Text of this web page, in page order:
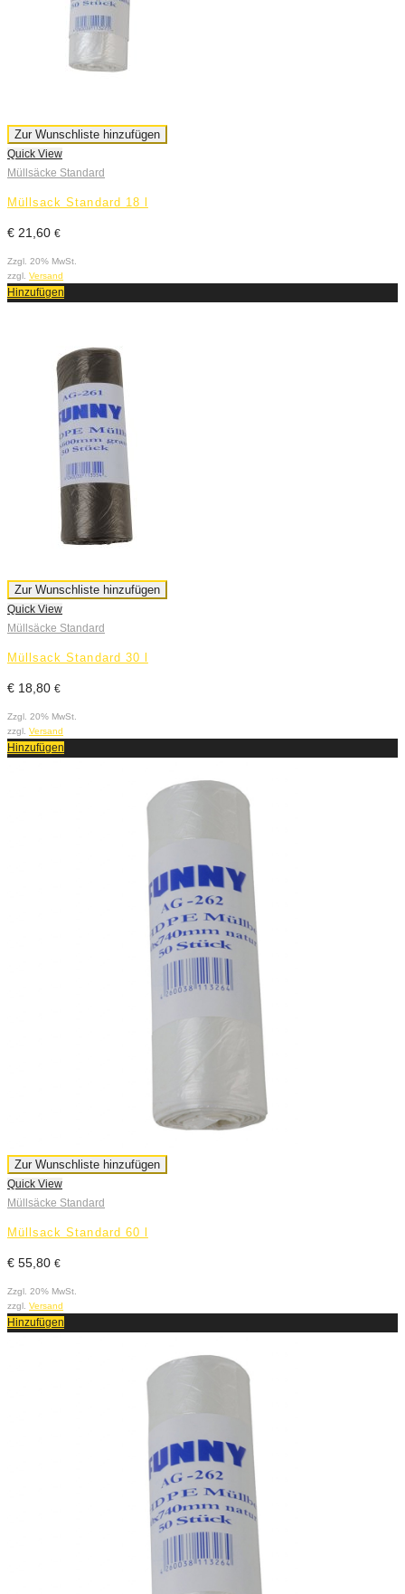
Zur Wunschliste hinzufügen
Quick View
Müllsäcke Standard
Müllsack Standard 18 l
€ 21,60 €
Zzgl. 20% MwSt.
zzgl. Versand
Hinzufügen
Zur Wunschliste hinzufügen
Quick View
Müllsäcke Standard
Müllsack Standard 30 l
€ 18,80 €
Zzgl. 20% MwSt.
zzgl. Versand
Hinzufügen
Zur Wunschliste hinzufügen
Quick View
Müllsäcke Standard
Müllsack Standard 60 l
€ 55,80 €
Zzgl. 20% MwSt.
zzgl. Versand
Hinzufügen